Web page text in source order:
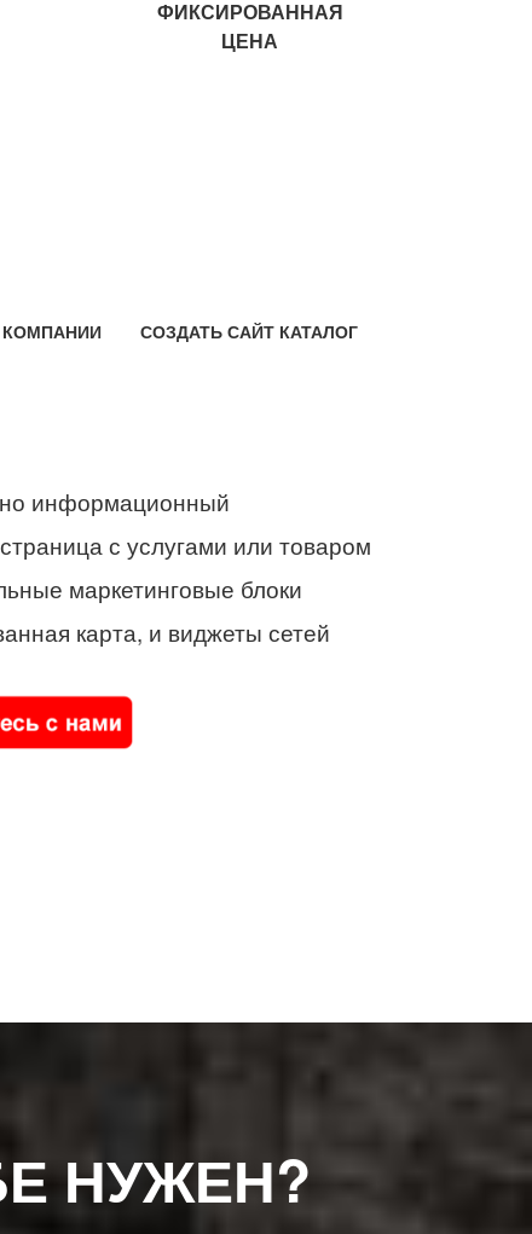
ФИКСИРОВАННАЯ
ЦЕНА
КОМПАНИИ СОЗДАТЬ САЙТ КАТАЛОГ
информационный
с услугами или товаром
маркетинговые блоки
карта, и виджеты сетей
НУЖЕН?